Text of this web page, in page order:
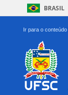
BRASIL
Ir para o conteúdo